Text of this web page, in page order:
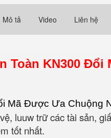
Mô tả Video Liên hệ
Toàn KN300
Mã Được Ưa Chuộng
luuw trữ các tài sản,
tốt nhất.